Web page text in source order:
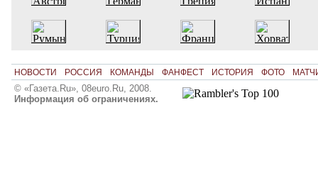
НОВОСТИ РОССИЯ КОМАНДЫ ФАНФЕСТ ИСТОРИЯ ФОТО
© «Газета.Ru», 08euro.Ru, 2008.
Информация об ограничениях.